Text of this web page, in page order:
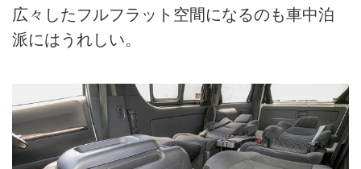
広々したフルフラット空間になるのも車中泊
派にはうれしい。